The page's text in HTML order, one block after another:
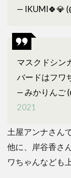
— IKUMI🍀💎
マスクドシン
バードはフワ
— みかりんご
2021
土屋アンナさん
他に、岸谷香さ
ワちゃんなども